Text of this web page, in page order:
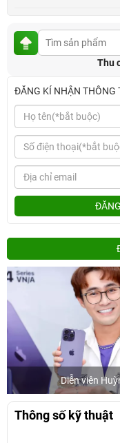
Thu
ĐĂNG KÍ NHẬN THÔNG
Diễn viên
Thông số kỹ thuật